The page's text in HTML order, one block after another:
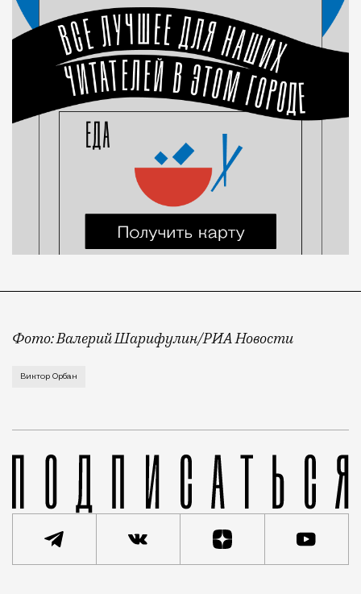
Фото: Валерий Шарифулин/РИА Новости
О визите в Россию утром сообщил сам премьер
Виктор Орбан